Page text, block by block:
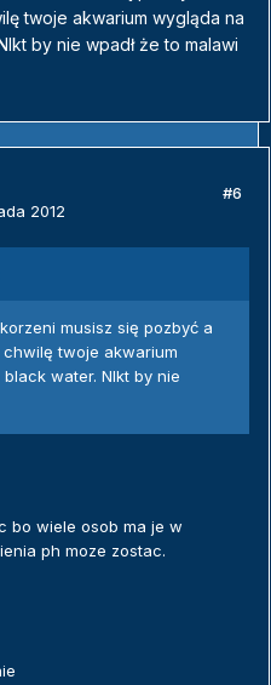
twoje akwarium wygląda na
by nie wpadł że to malawi
2012
#6
musisz się pozbyć a
twoje akwarium
water. NIkt by nie
bo wiele osob ma je w
ph moze zostac.